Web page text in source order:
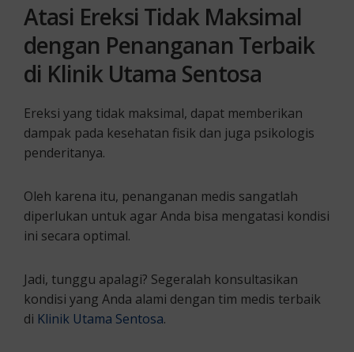
Atasi Ereksi Tidak Maksimal
dengan Penanganan Terbaik
di Klinik Utama Sentosa
Ereksi yang tidak maksimal, dapat memberikan
dampak pada kesehatan fisik dan juga psikologis
penderitanya.
Oleh karena itu, penanganan medis sangatlah
diperlukan untuk agar Anda bisa mengatasi kondisi
ini secara optimal.
Jadi, tunggu apalagi? Segeralah konsultasikan
kondisi yang Anda alami dengan tim medis terbaik
di Klinik Utama Sentosa.